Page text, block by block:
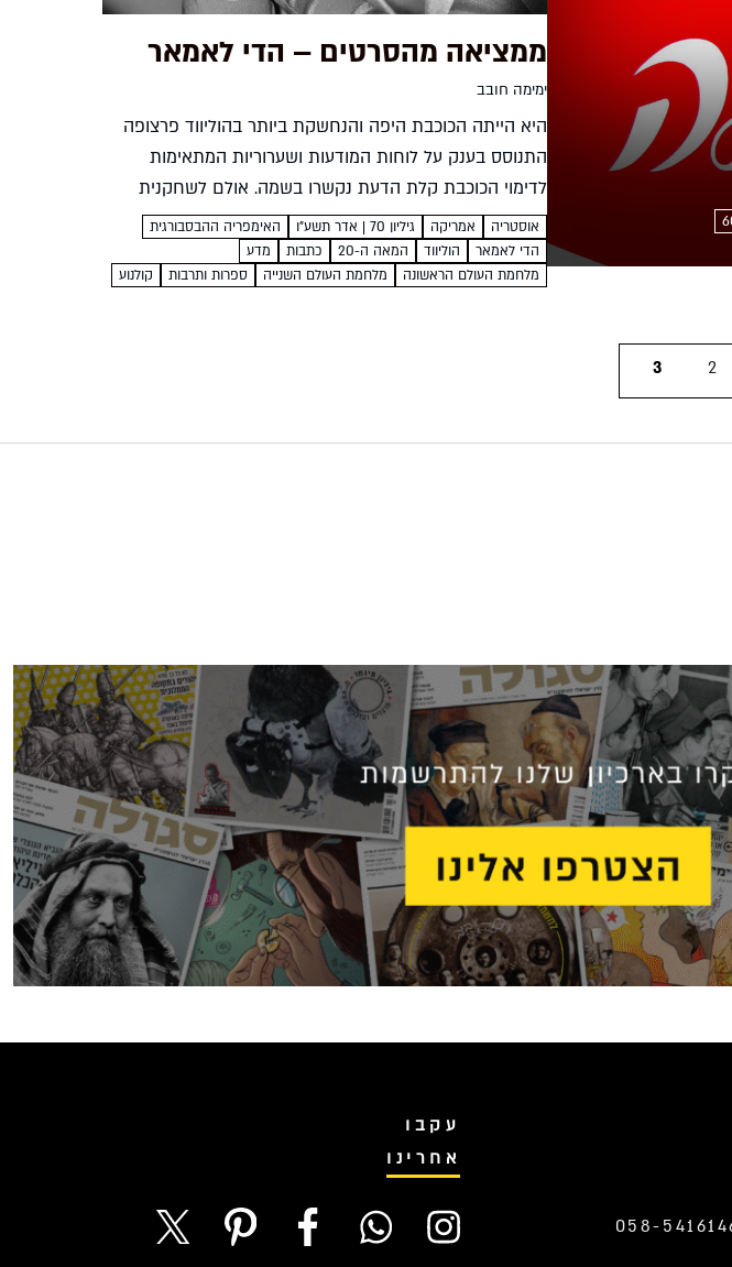
ממציאה מהסרטים – הדי לאמאר
ימימה חובב
היא הייתה הכוכבת היפה והנחשקת ביותר בהוליווד פרצופה
התנוסס בענק על לוחות המודעות ושערוריות המתאימות
לדימוי הכוכבת קלת הדעת נקשרו בשמה. אולם לשחקנית
היהודייה ילידת אוסטריה הדי לאמאר היו הרבה יותר מאשר
פנים יפות וכישרון...
אוסטריה אמריקה גיליון 70 | אדר תשע"ו
האימפריה ההבסבורגית
הדי לאמאר
הוליווד המאה ה-20 כתבות
מדע
מלחמת העולם הראשונה
מלחמת העולם השנייה ספרות ותרבות קולנוע
2
3
עקבו
אחרינו